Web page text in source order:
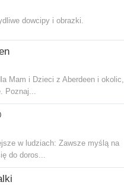
dowcipy i obrazki.
Mam i Dzieci z Aberdeen i okolic,
Poznaj...
w ludziach: Zawsze myślą na
do doros...